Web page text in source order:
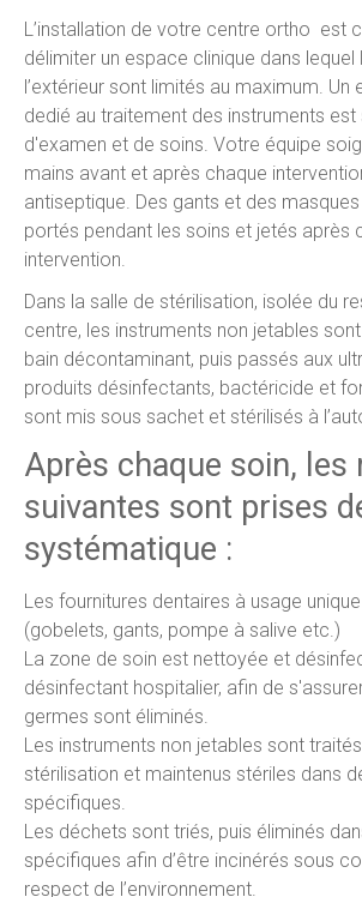
L’installation de votre centre ortho est
délimiter un espace clinique dans
l’extérieur sont limités au maximum. Un
dedié au traitement des instruments est
d'examen et de soins. Votre équipe
mains avant et après chaque
antiseptique. Des gants et des
portés pendant les soins et jetés après
intervention.
Dans la salle de stérilisation, isolée du
centre, les instruments non jetables
bain décontaminant, puis passés aux
produits désinfectants, bactéricide et
sont mis sous sachet et stérilisés à
Après chaque soin, les
suivantes sont prises
systématique :
Les fournitures dentaires à usage
(gobelets, gants, pompe à salive etc.)
La zone de soin est nettoyée et
désinfectant hospitalier, afin de
germes sont éliminés.
Les instruments non jetables sont
stérilisation et maintenus stériles dans
spécifiques.
Les déchets sont triés, puis éliminés
spécifiques afin d’être incinérés sous
respect de l’environnement.